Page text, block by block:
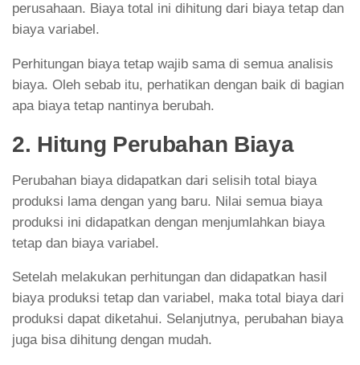
perusahaan. Biaya total ini dihitung dari biaya tetap dan
biaya variabel.
Perhitungan biaya tetap wajib sama di semua analisis
biaya. Oleh sebab itu, perhatikan dengan baik di bagian
apa biaya tetap nantinya berubah.
2. Hitung Perubahan Biaya
Perubahan biaya didapatkan dari selisih total biaya
produksi lama dengan yang baru. Nilai semua biaya
produksi ini didapatkan dengan menjumlahkan biaya
tetap dan biaya variabel.
Setelah melakukan perhitungan dan didapatkan hasil
biaya produksi tetap dan variabel, maka total biaya dari
produksi dapat diketahui. Selanjutnya, perubahan biaya
juga bisa dihitung dengan mudah.